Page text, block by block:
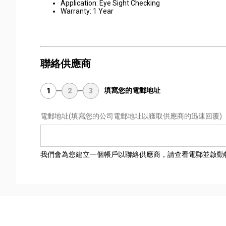
Application: Eye Sight Checking
Warranty: 1 Year
聯絡供應商
1 2 3 填寫您的電郵地址
電郵地址(填寫您的公司電郵地址以獲取供應商的迅速回覆)
我們會為您建立一個帳戶以聯絡供應商，請查看電郵並啟動